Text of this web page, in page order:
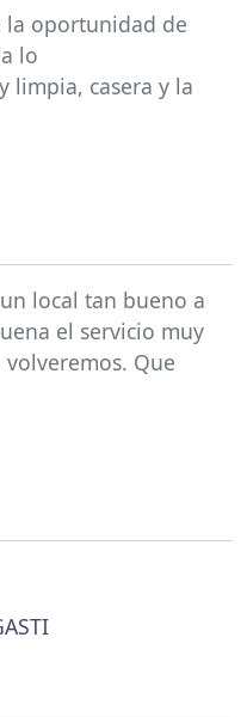
la oportunidad de
lo
limpia, casera y la
local tan bueno a
el servicio muy
Que